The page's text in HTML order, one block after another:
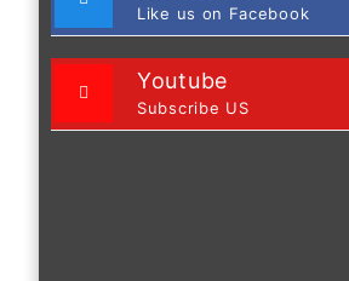
Like us on Facebook
Youtube
Subscribe US